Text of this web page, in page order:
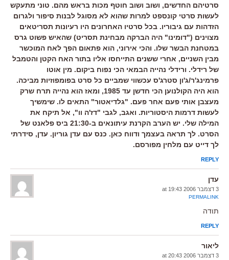
סרטיהם החדשים, ושוב ושוב חוטף מכות בראש מהם. טוני מתעקש
לעשות סרטי קונספט למרות שהוא לא מסוגל לבנות סיפור ולגרום
הזדהות עם גיבוריו. בכל סרטיו האחרונים היו רעיונות תסריטאים
מצוינים ("דומינו" היה הברקה מבחינת תסריט) שהאיש פשוט גרס
במטחנת הבשר שלו. והכי אירוני, הוא פתאום הפך לאח המוכשר
מבין השניים, אחרי ששנים התייחסו אליו בתור האח הקטן והטמבל
של רידלי. ורידלי נהייה הבמאי הכי נפוח ביקום. מין אוטו
פרמינג'ר/ג'ון סטרג'ס עכשווי שמביים כל סרט בפומפוזיות מביכה.
הוא היה הקולנוען הכי חדשן עד 1985, ומאז הוא נהייה תרח שרק
מעצבן אותי פעם אחר פעם. "גלדיאטור" התאים לו. שימשיך
לעשות דרמות היסטוריות. ואגב, לגבי "דז'ה וו", אל תיקח את
המילה שלי. יש הערב הקרנת עיתונאים ב-21:30 ביס פלאנט של
הסרט. לך תראה בעצמך ודווח כאן. כנס עם עדן גוריון. עדן, סידרתי
לך דייט עם מלחין מפורסם.
REPLY
עדן
3 דצמבר 2006 at 19:43
PERMALINK
תודה
REPLY
ליאור
3 דצמבר 2006 at 20:43